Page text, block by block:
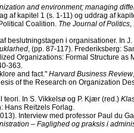
and environment; managing
af kapitel 1 (s. 1-11) og uddrag af
Coalition. The Journal of Politics,
beslutningstagen i organisationer. In J.
, (pp. 87-117). Frederiksberg:
Organizations: Formal Structure as
363.
and fact." Harvard Business Review
of the Research on Organization
teori. In S. Vikkelsø og P. Kjær (red.)
Hans Reitzels Forlag.
Interview med professor Paul du
– Faglighed og praksis i